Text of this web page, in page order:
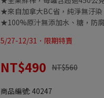
★來自加拿大BC省，純淨無汙染
★100%原汁無添加水、糖，防
5/27-12/31．限期特賣
NT$490 NT$560
商品編號: 40247